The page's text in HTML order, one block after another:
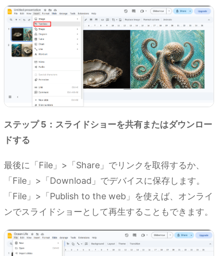
ステップ 5：スライドショーを共有またはダウンロー
ドする
最後に「File」>「Share」でリンクを取得するか、
「File」>「Download」でデバイスに保存します。
「File」>「Publish to the web」を使えば、オンライ
ンでスライドショーとして再生することもできます。